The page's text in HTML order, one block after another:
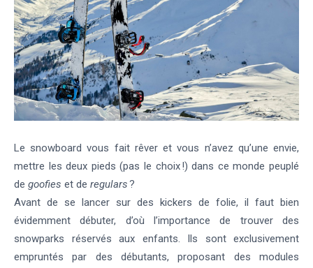
Le snowboard vous fait rêver et vous n’avez qu’une envie,
mettre les deux pieds (pas le choix !) dans ce monde peuplé
de goofies et de regulars?
Avant de se lancer sur des kickers de folie, il faut bien
évidemment débuter, d’où l’importance de trouver des
snowparks réservés aux enfants. Ils sont exclusivement
empruntés par des débutants, proposant des modules